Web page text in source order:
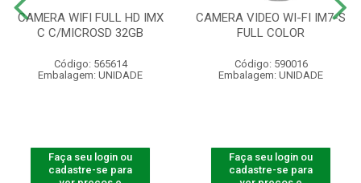
CAMERA WIFI FULL HD IMX
C C/MICROSD 32GB
Código: 565614
Embalagem: UNIDADE
Faça seu login ou
cadastre-se para
CAMERA VIDEO WI-FI IM7-S
FULL COLOR
Código: 590016
Embalagem: UNIDADE
Faça seu login ou
cadastre-se para